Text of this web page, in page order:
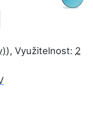
, Využitelnost: 2